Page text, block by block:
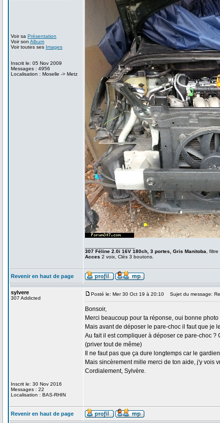
Voir sa Présentation
Voir son Album
Voir toutes ses Images
Inscrit le: 05 Nov 2009
Messages : 4956
Localisation : Moselle -> Metz
307 Féline 2.0i 16V 180ch, 3 portes, Gris Manitoba ,
Acces 2 voix, Clés 3 boutons.
Revenir en haut de page
sylvere
307 Addicted
Inscrit le: 30 Nov 2016
Messages : 22
Localisation : BAS-RHIN
Posté le: Mer 30 Oct 19 à 20:10 Sujet du message:
Bonsoir,
Merci beaucoup pour ta réponse, oui bonne
Mais avant de déposer le pare-choc il faut que je
Au fait il est compliquer à déposer ce pare-choc
(priver tout de même)
Il ne faut pas que ça dure longtemps car le
Mais sincèrement mille merci de ton aide, j'y vois
Cordialement, Sylvère.
Revenir en haut de page